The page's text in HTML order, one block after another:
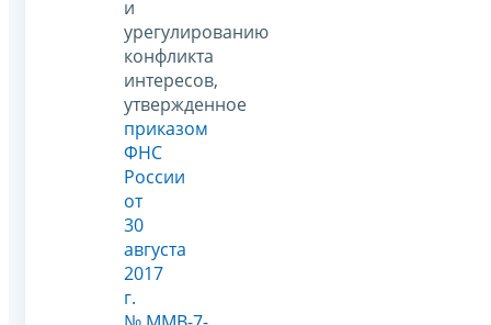
и
урегулированию
конфликта
интересов,
утвержденное
приказом
ФНС
России
от
30
августа
2017
г.